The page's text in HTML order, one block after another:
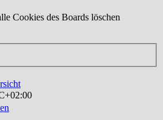
Cookies des Boards löschen